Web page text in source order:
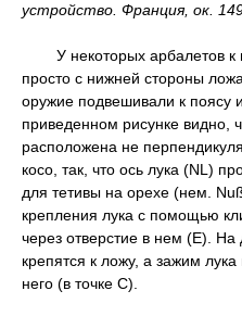
устройство. Франция, ок.
У некоторых арбалетов к
просто с нижней стороны
оружие подвешивали к поясу
приведенном рисунке видно,
расположена не
косо, так, что ось лука (NL)
для тетивы на орехе (нем.
крепления лука с помощью
через отверстие в нем (Е). На
крепятся к ложу, а зажим
него (в точке С).